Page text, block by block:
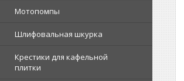
Мотопомпы
Шлифовальная шкурка
Крестики для кафельной
плитки